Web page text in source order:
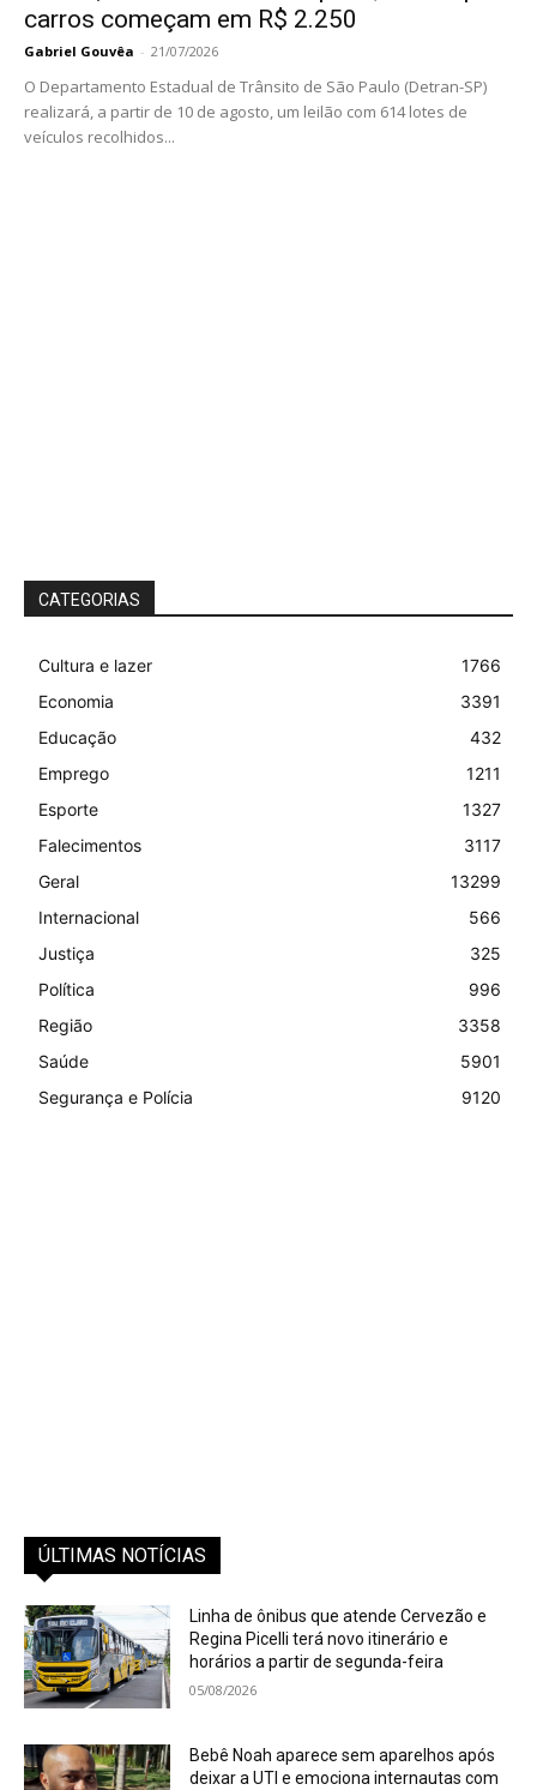
carros começam em R$ 2.250
Gabriel Gouvêa - 21/07/2026
O Departamento Estadual de Trânsito de São Paulo (Detran-SP)
realizará, a partir de 10 de agosto, um leilão com 614 lotes de
veículos recolhidos...
CATEGORIAS
Cultura e lazer
1766
Economia
3391
Educação
432
Emprego
1211
Esporte
1327
Falecimentos
3117
Geral
13299
Internacional
566
Justiça
325
Política
996
Região
3358
Saúde
5901
Segurança e Polícia
9120
ÚLTIMAS NOTÍCIAS
Linha de ônibus que atende Cervezão e
Regina Picelli terá novo itinerário e
horários a partir de segunda-feira
05/08/2026
Bebê Noah aparece sem aparelhos após
deixar a UTI e emociona internautas com